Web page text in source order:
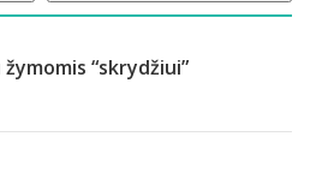
“skrydžiui”